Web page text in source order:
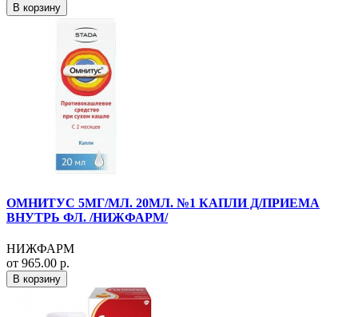
В корзину
ОМНИТУС 5МГ/МЛ. 20МЛ. №1 КАПЛИ Д/ПРИЕМА
ВНУТРЬ ФЛ. /НИЖФАРМ/
НИЖФАРМ
от 965.00 р.
В корзину